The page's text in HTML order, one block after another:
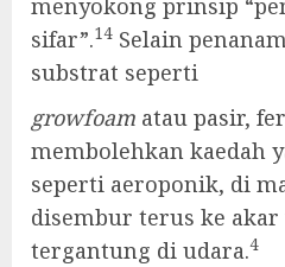
menyokong prinsip
sifar”.14 Selain
substrat seperti
growfoam atau pasir,
membolehkan kaedah
seperti aeroponik, di
disembur terus ke akar
tergantung di udara.4